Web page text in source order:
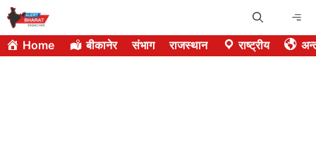
Skip
to
content
Home बीकानेर संभाग राजस्थान राष्ट्रीय